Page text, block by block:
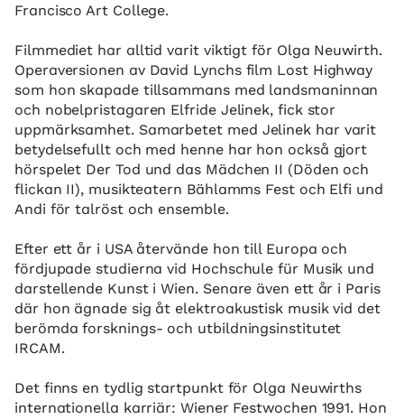
Francisco Art College.
Filmmediet har alltid varit viktigt för Olga Neuwirth.
Operaversionen av David Lynchs film Lost Highway
som hon skapade tillsammans med landsmaninnan
och nobelpristagaren Elfride Jelinek, fick stor
uppmärksamhet. Samarbetet med Jelinek har varit
betydelsefullt och med henne har hon också gjort
hörspelet Der Tod und das Mädchen II (Döden och
flickan II), musikteatern Bählamms Fest och Elfi und
Andi för talröst och ensemble.
Efter ett år i USA återvände hon till Europa och
fördjupade studierna vid Hochschule für Musik und
darstellende Kunst i Wien. Senare även ett år i Paris
där hon ägnade sig åt elektroakustisk musik vid det
berömda forsknings- och utbildningsinstitutet
IRCAM.
Det finns en tydlig startpunkt för Olga Neuwirths
internationella karriär: Wiener Festwochen 1991. Hon